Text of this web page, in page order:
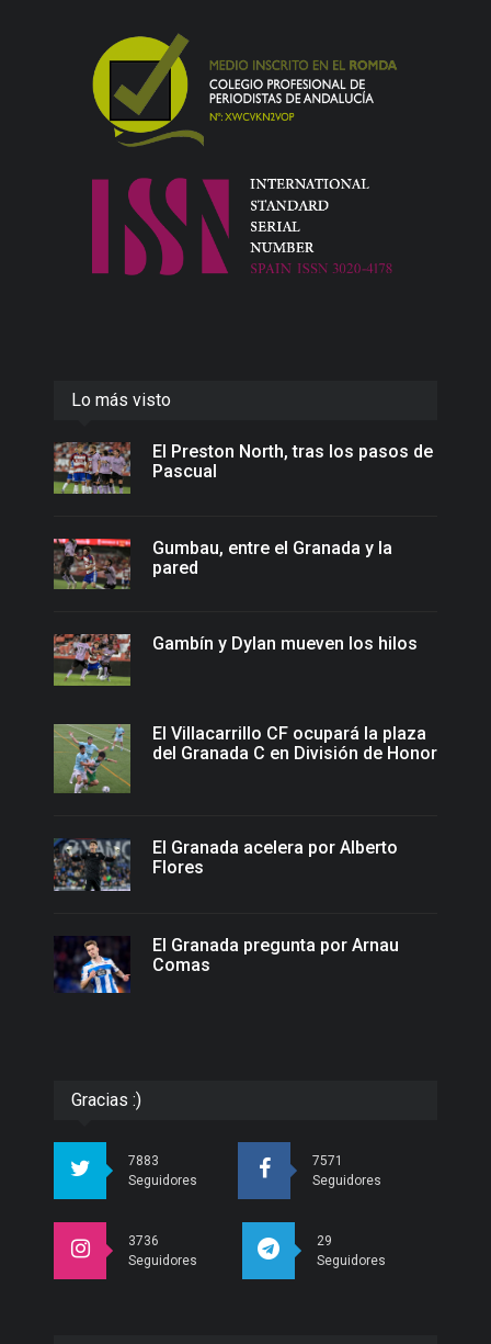
Lo más visto
El Preston North, tras los pasos de
Pascual
Gumbau, entre el Granada y la
pared
Gambín y Dylan mueven los hilos
El Villacarrillo CF ocupará la plaza
del Granada C en División de Honor
El Granada acelera por Alberto
Flores
El Granada pregunta por Arnau
Comas
Gracias :)
7883
Seguidores
7571
Seguidores
3736
Seguidores
29
Seguidores